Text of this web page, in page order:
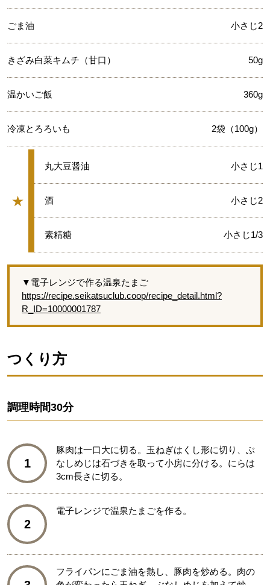
ごま油 小さじ2
きざみ白菜キムチ（甘口） 50g
温かいご飯 360g
冷凍とろろいも 2袋（100g）
★
グループ
★
丸大豆醤油 小さじ1
★
酒 小さじ2
★
素精糖 小さじ1/3
▼電子レンジで作る温泉たまご
https://recipe.seikatsuclub.coop/recipe_detail.html?
R_ID=10000001787
つくり方
調理時間30分
1
豚肉は一口大に切る。玉ねぎはくし形に切り、ぶ
なしめじは石づきを取って小房に分ける。にらは
3cm長さに切る。
2
電子レンジで温泉たまごを作る。
フライパンにごま油を熱し、豚肉を炒める。肉の